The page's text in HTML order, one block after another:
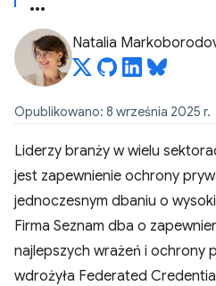
Natalia
Opublikowano: 8 września 2025 r.
Liderzy branży w wielu
jest zapewnienie ochrony
jednoczesnym dbaniu o
Firma Seznam dba o
najlepszych wrażeń i ochrony
wdrożyła Federated